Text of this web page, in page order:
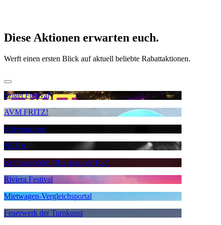
Diese Aktionen erwarten euch.
Werft einen ersten Blick auf aktuell beliebte Rabattaktionen.
Sziget Festival
AVM FRITZ!
Schwanensee
NENA
Krimikomödie "Bis dass der Tod"
Riviera Festival
Mietwagen-Vergleichsportal
Feuerwerk der Turnkunst